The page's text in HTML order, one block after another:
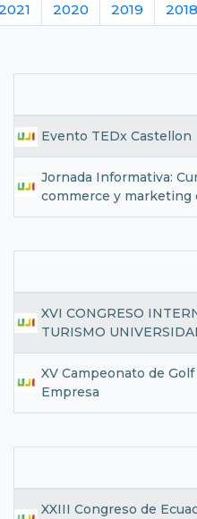
2020 2019 2018
Evento TEDx Castellon
Jornada Informativa:
commerce y marketing
XVI CONGRESO
TURISMO
XV Campeonato de
Empresa
XXIII Congreso de